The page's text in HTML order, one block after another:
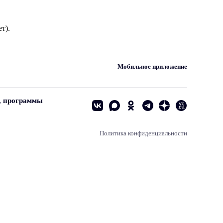
Мобильное приложение
программы
Политика конфиденциальности